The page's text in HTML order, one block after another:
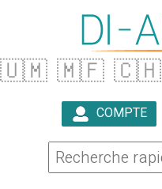
🇺🇲 🇲🇫 🇨🇭
COMPTE